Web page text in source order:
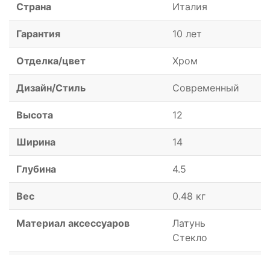
Страна Италия
Гарантия 10 лет
Отделка/цвет Хром
Дизайн/Стиль Современный
Высота 12
Ширина 14
Глубина 4.5
Вес 0.48 кг
Материал аксессуаров
Латунь
Стекло